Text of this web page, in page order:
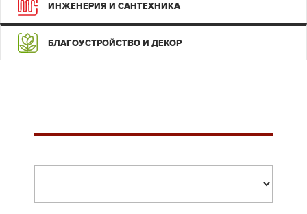
ИНЖЕНЕРИЯ И САНТЕХНИКА
БЛАГОУСТРОЙСТВО И ДЕКОР